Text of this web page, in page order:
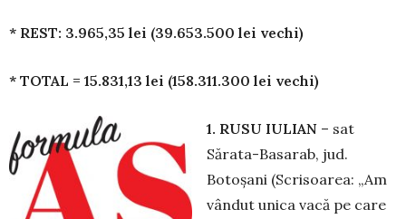
* REST: 3.965,35 lei (39.653.500 lei vechi)
* TOTAL = 15.831,13 lei (158.311.300 lei vechi)
1. RUSU IULIAN – sat
Sărata-Basarab, jud.
Botoșani (Scrisoarea: „Am
vândut unica va­că pe care